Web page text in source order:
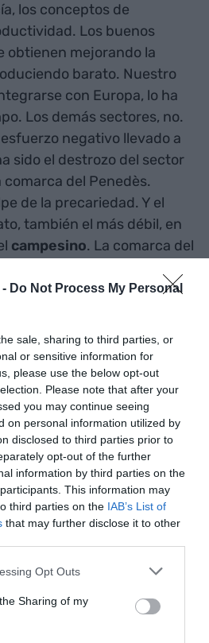
Do Not Process My Personal
sale, sharing to third parties, or
or sensitive information for
please use the below opt-out
Please note that after your
you may continue seeing
on personal information utilized by
disclosed to third parties prior to
opt-out of the further
information by third parties on the
This information may
third parties on the IAB’s List of
that may further disclose it to other
Opt Outs
Sharing of my
los conceptos de
Los buenos
obtienen mejorando la
barato. Nuestro
con Europa, lo ha
Los demás sectores, no.
negativo llevado a
sido el destrozo del sector
comarca del Penedès.
de la precariedad. Y el
también el más débil, en
campesino. La comarca del
de caída de precios que la
más viva de
“¡pobritos, pero alegretes!”.
vivir en el mejor de los
que sufre. Tanto es así
se ha convertido en
artículos que no nos
La honte: 0,30 euros,
raisin que paieront les
cette année!” (“Qué
es el precio del kilo de uva
grupos de Cava este
esto nos quita todo el
el consumo de cava a
ha convertido en el
cuando es adquirido